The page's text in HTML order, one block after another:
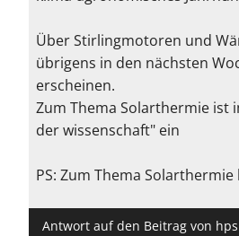
Über Stirlingmotoren und
übrigens in den nächsten
erscheinen.
Zum Thema Solarthermie ist
der wissenschaft" ein
PS: Zum Thema
Antwort auf den Beitrag von hps